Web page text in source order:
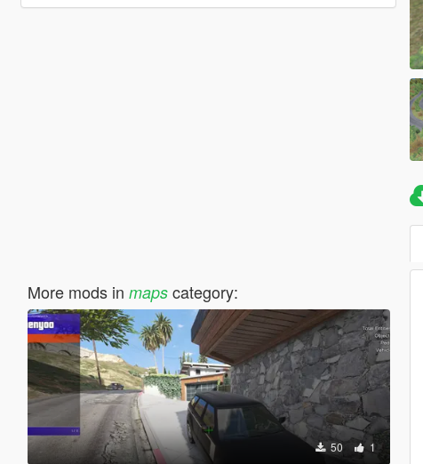
More mods in mapscategory:
50 1